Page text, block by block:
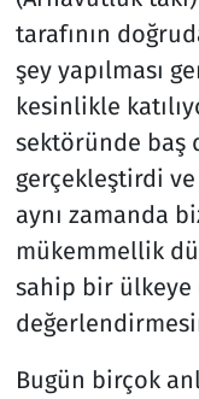
tarafının
şey yapılması
kesinlikle
sektöründe baş
gerçekleştirdi
aynı zamanda
mükemmellik
sahip bir ülkeye
Bugün birçok